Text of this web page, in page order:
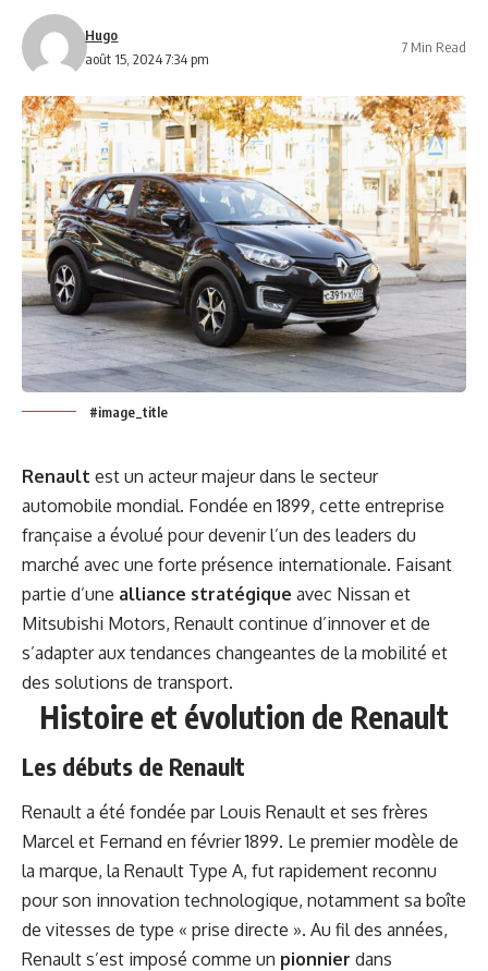
août 15, 2024 7:34 pm
Hugo
7 Min Read
#image_title
Renault est un acteur majeur dans le secteur
automobile mondial. Fondée en 1899, cette entreprise
française a évolué pour devenir l’un des leaders du
marché avec une forte présence internationale. Faisant
partie d’une alliance stratégique avec Nissan et
Mitsubishi Motors, Renault continue d’innover et de
s’adapter aux tendances changeantes de la mobilité et
des solutions de transport.
Histoire et évolution de Renault
Les débuts de Renault
Renault a été fondée par Louis Renault et ses frères
Marcel et Fernand en février 1899. Le premier modèle de
la marque, la Renault Type A, fut rapidement reconnu
pour son innovation technologique, notamment sa boîte
de vitesses de type « prise directe ». Au fil des années,
Renault s’est imposé comme un pionnier dans